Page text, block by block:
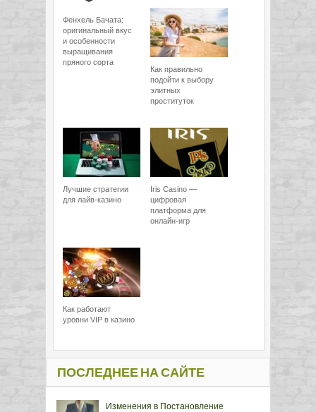
Фенхель Бачата:
оригинальный вкус
и особенности
выращивания
пряного сорта
Как правильно
подойти к выбору
элитных
проституток
Лучшие стратегии
для лайв-казино
Iris Casino —
цифровая
платформа для
онлайн-игр
Как работают
уровни VIP в казино
ПОСЛЕДНЕЕ НА САЙТЕ
Изменения в Постановление